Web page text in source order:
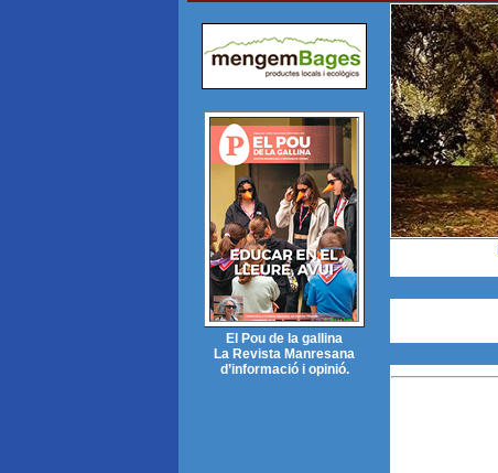
El Pou de la gallina
La Revista Manresana
d’informació i opinió.